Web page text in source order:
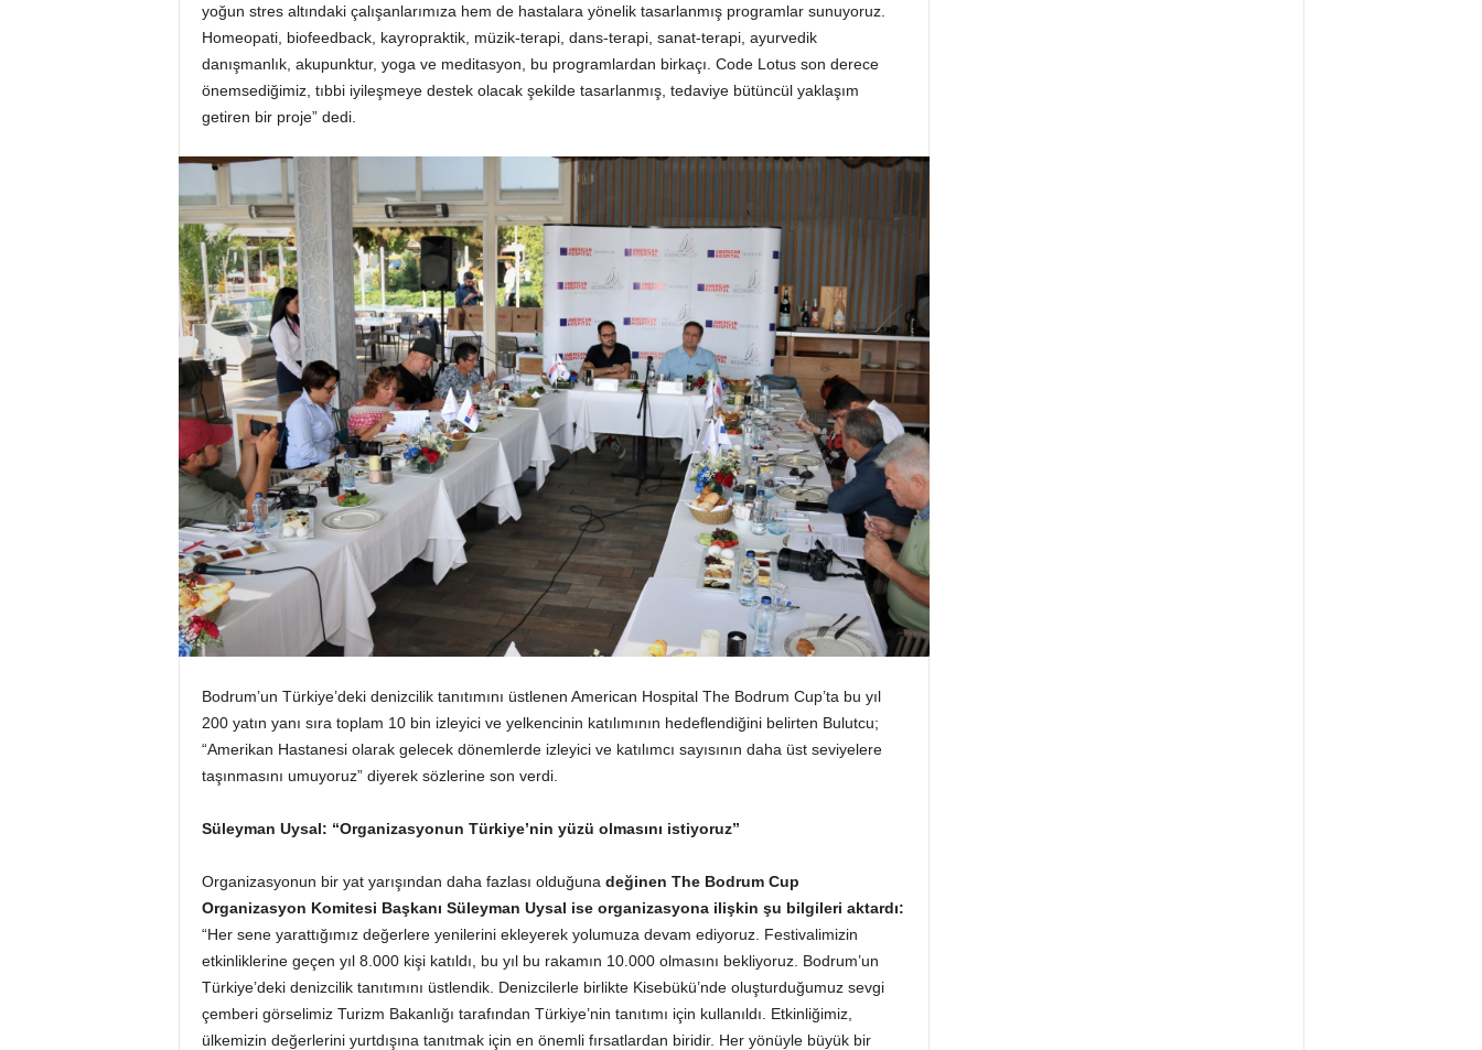
yoğun stres altındaki çalışanlarımıza hem de hastalara yönelik tasarlanmış programlar sunuyoruz.
Homeopati, biofeedback, kayropraktik, müzik-terapi, dans-terapi, sanat-terapi, ayurvedik
danışmanlık, akupunktur, yoga ve meditasyon, bu programlardan birkaçı. Code Lotus son derece
önemsediğimiz, tıbbi iyileşmeye destek olacak şekilde tasarlanmış, tedaviye bütüncül yaklaşım
getiren bir proje” dedi.
Bodrum’un Türkiye’deki denizcilik tanıtımını üstlenen American Hospital The Bodrum Cup’ta bu yıl
200 yatın yanı sıra toplam 10 bin izleyici ve yelkencinin katılımının hedeflendiğini belirten Bulutcu;
“Amerikan Hastanesi olarak gelecek dönemlerde izleyici ve katılımcı sayısının daha üst seviyelere
taşınmasını umuyoruz” diyerek sözlerine son verdi.
Süleyman Uysal: “Organizasyonun Türkiye’nin yüzü olmasını istiyoruz”
Organizasyonun bir yat yarışından daha fazlası olduğuna değinen The Bodrum Cup
Organizasyon Komitesi Başkanı Süleyman Uysal ise organizasyona ilişkin şu bilgileri aktardı:
“Her sene yarattığımız değerlere yenilerini ekleyerek yolumuza devam ediyoruz. Festivalimizin
etkinliklerine geçen yıl 8.000 kişi katıldı, bu yıl bu rakamın 10.000 olmasını bekliyoruz. Bodrum’un
Türkiye’deki denizcilik tanıtımını üstlendik. Denizcilerle birlikte Kisebükü’nde oluşturduğumuz sevgi
çemberi görselimiz Turizm Bakanlığı tarafından Türkiye’nin tanıtımı için kullanıldı. Etkinliğimiz,
ülkemizin değerlerini yurtdışına tanıtmak için en önemli fırsatlardan biridir. Her yönüyle büyük bir